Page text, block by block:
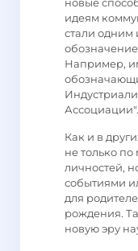
идеям
стали одним
Например,
Ассоциации".
Как и в
не только по
личностей,
событиями
для
рождения.
новую эру